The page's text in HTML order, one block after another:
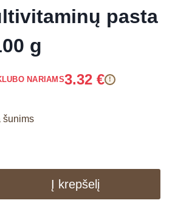
pasta
g
NARIAMS3.32€ !
šunims
Į krepšelį